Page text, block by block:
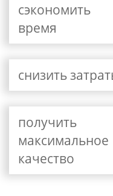
сэкономить
время
снизить
получить
максимальное
качество